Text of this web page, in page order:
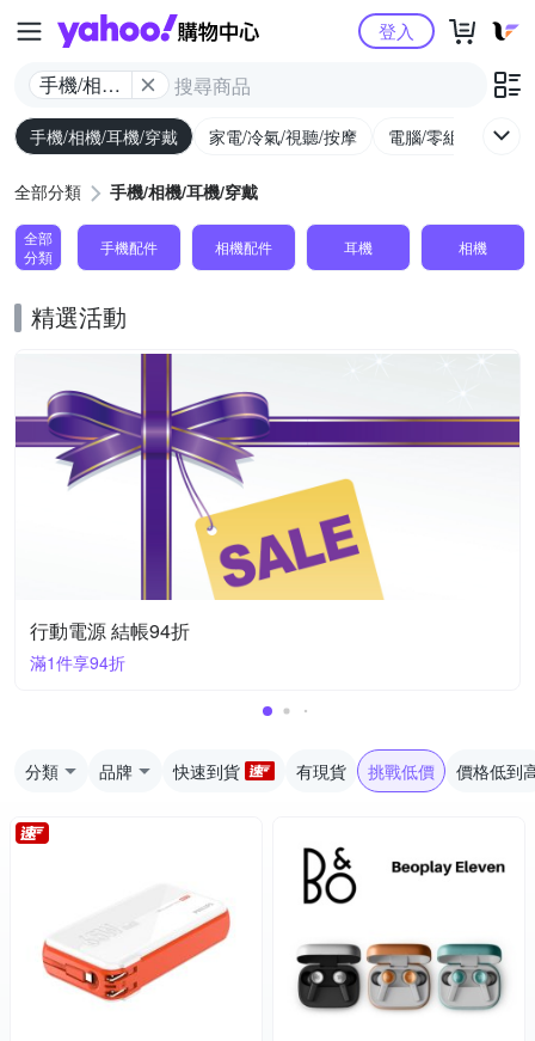
Yahoo購物中心
手機/相機/
耳機/穿戴
登入
手機/相機/耳機/穿戴 家電/冷氣/視聽/按摩 電腦/零組件/週邊/
全部分類 手機/相機/耳機/穿戴
全部
分類
手機配件 相機配件 耳機 相機
精選活動
行動電源 結帳94折
滿1件享94折
分類 品牌 快速到貨 有現貨 挑戰低價 價格低到